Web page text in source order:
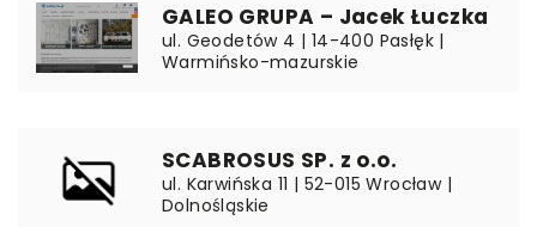
GALEO GRUPA – Jacek Łuczka
ul. Geodetów 4 | 14-400 Pasłęk |
Warmińsko-mazurskie
SCABROSUS SP. z o.o.
ul. Karwińska 11 | 52-015 Wrocław |
Dolnośląskie